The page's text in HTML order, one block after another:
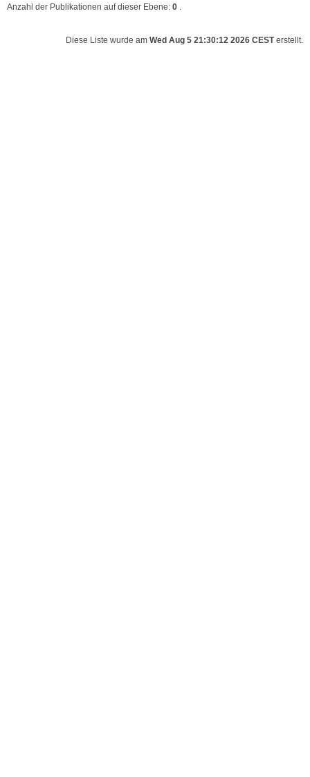
Anzahl der Publikationen auf dieser Ebene: 0 .
Diese Liste wurde am Wed Aug 5 21:30:12 2026 CESTerstellt.